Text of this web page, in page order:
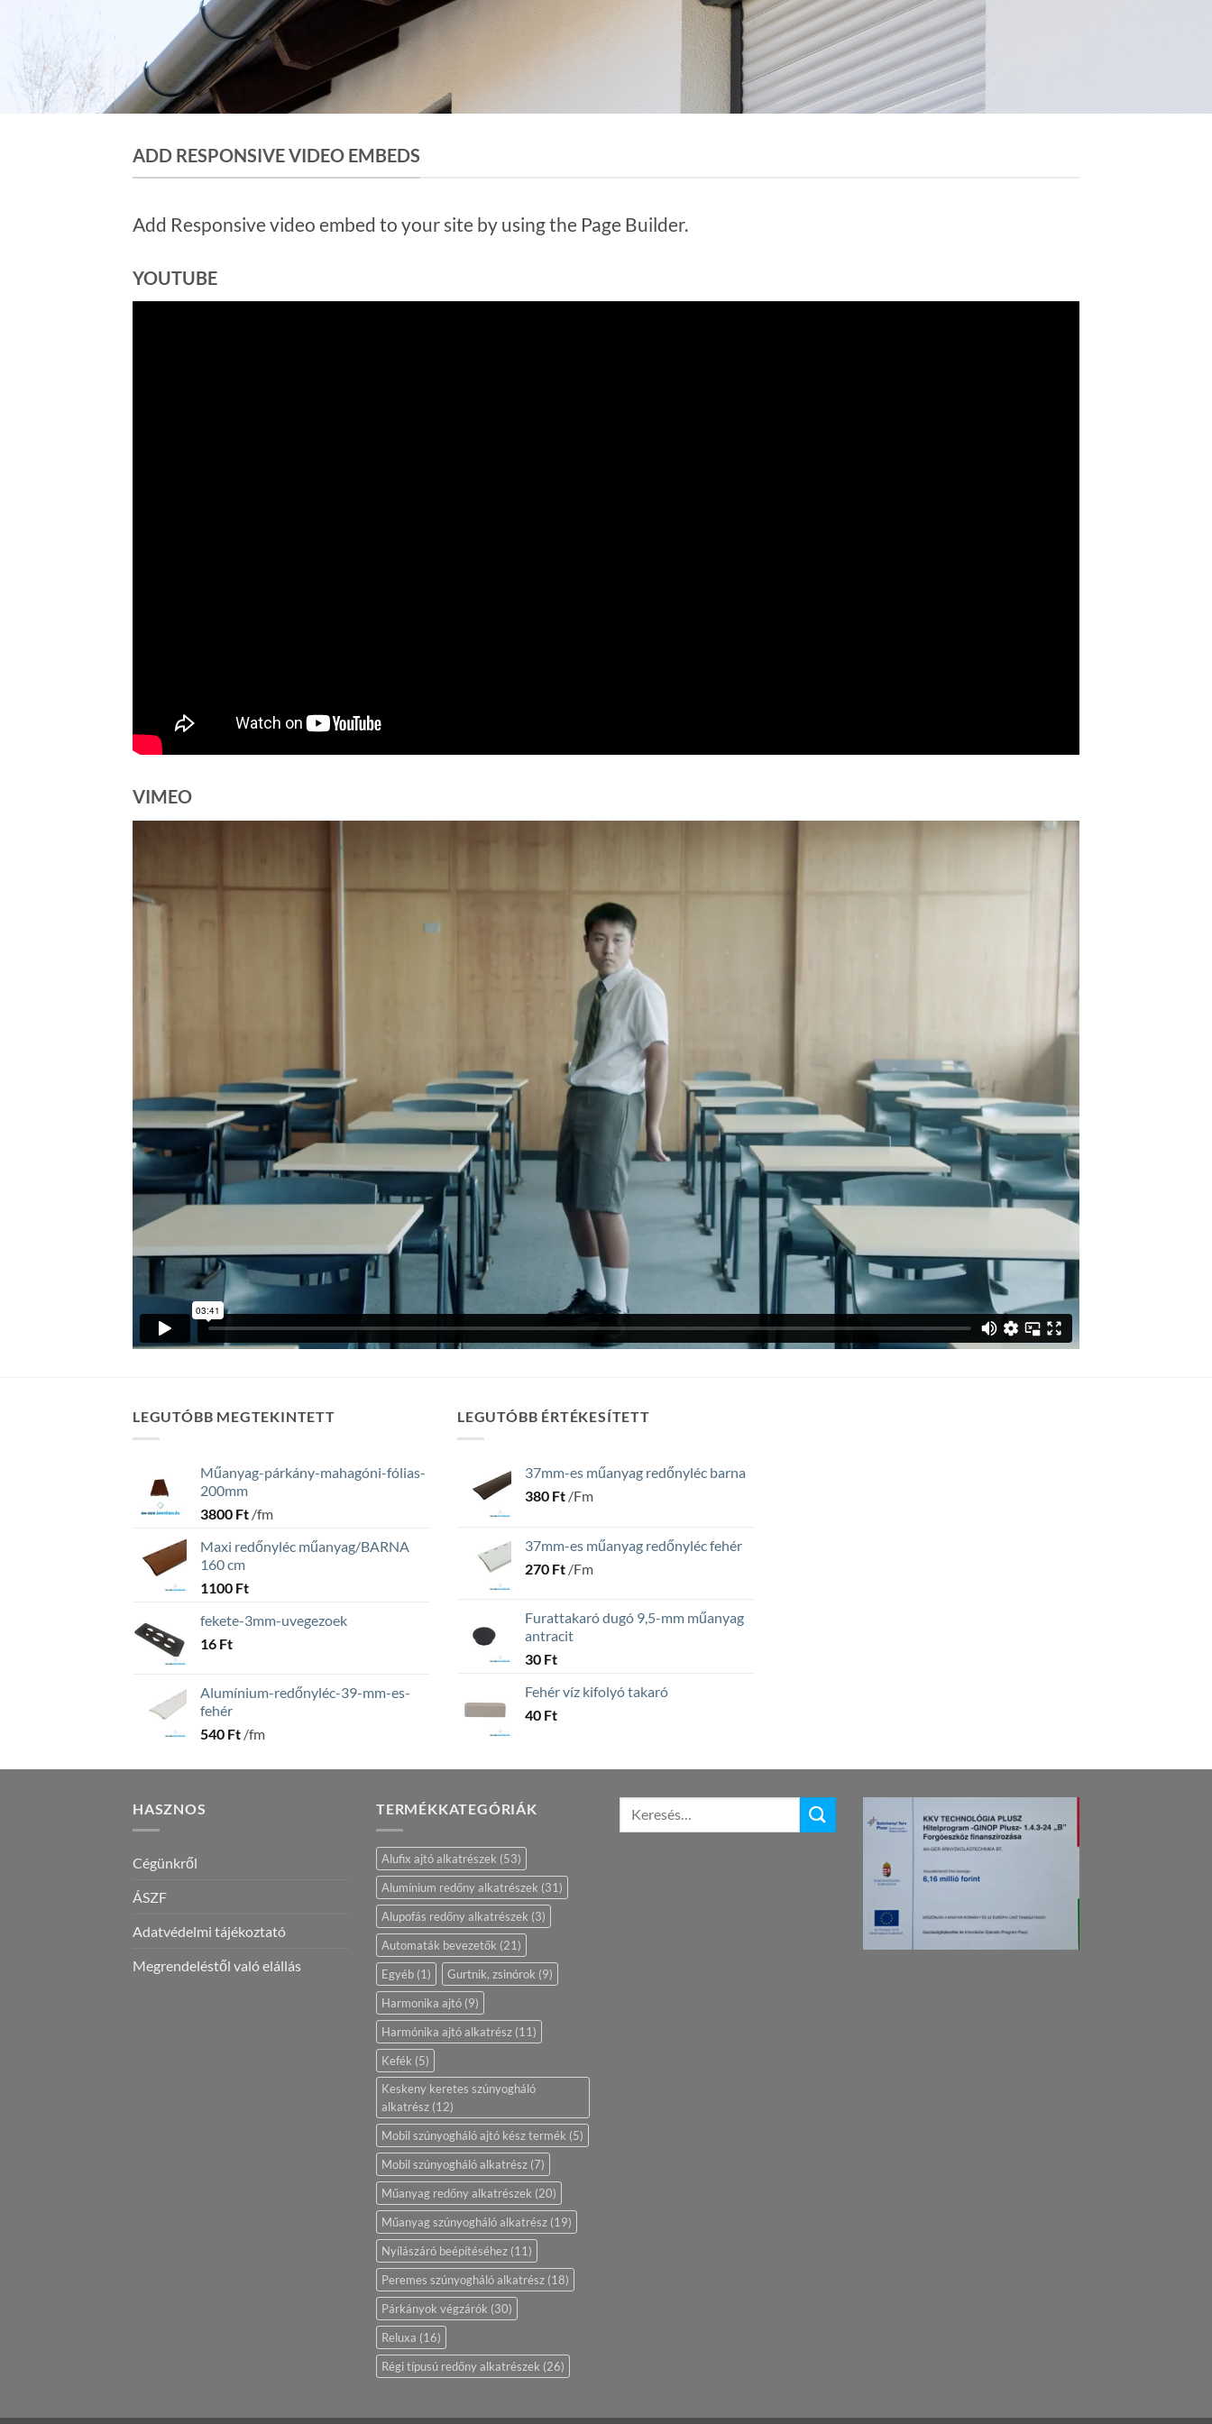
ADD RESPONSIVE VIDEO EMBEDS
Add Responsive video embed to your site by using the Page Builder.
YOUTUBE
VIMEO
LEGUTÓBB MEGTEKINTETT
Műanyag-párkány-mahagóni-fólias-
200mm
3800 Ft /fm
Maxi redőnyléc műanyag/BARNA
160 cm
1100 Ft
fekete-3mm-uvegezoek
16 Ft
Alumínium-redőnyléc-39-mm-es-
fehér
540 Ft /fm
LEGUTÓBB ÉRTÉKESÍTETT
37mm-es műanyag redőnyléc barna
380 Ft /Fm
37mm-es műanyag redőnyléc fehér
270 Ft /Fm
Furattakaró dugó 9,5-mm műanyag
antracit
30 Ft
Fehér víz kifolyó takaró
40 Ft
HASZNOS
Cégünkről
ÁSZF
Adatvédelmi tájékoztató
Megrendeléstől való elállás
TERMÉKKATEGÓRIÁK
Alufix ajtó alkatrészek (53)
Alumínium redőny alkatrészek (31)
Alupofás redőny alkatrészek (3)
Automaták bevezetők (21)
Egyéb (1) Gurtnik, zsinórok (9)
Harmonika ajtó (9)
Harmónika ajtó alkatrész (11)
Kefék (5)
Keskeny keretes szúnyogháló
alkatrész (12)
Mobil szúnyogháló ajtó kész termék (5)
Mobil szúnyogháló alkatrész (7)
Műanyag redőny alkatrészek (20)
Műanyag szúnyogháló alkatrész (19)
Nyílászáró beépítéséhez (11)
Peremes szúnyogháló alkatrész (18)
Párkányok végzárók (30)
Reluxa (16)
Régi típusú redőny alkatrészek (26)